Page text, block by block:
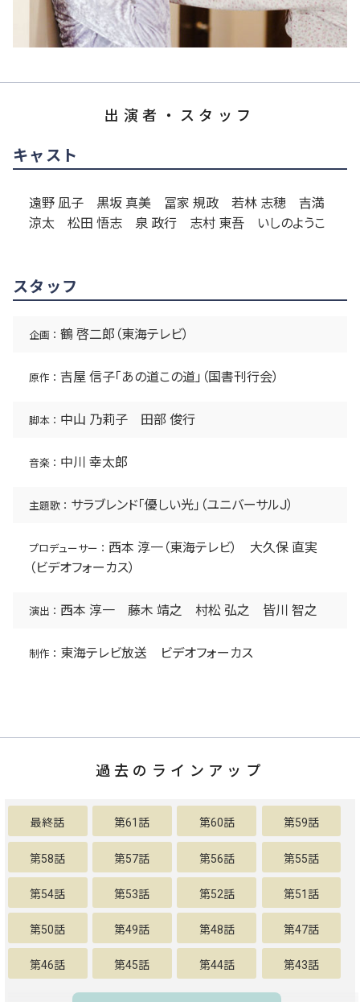
出演者・スタッフ
キャスト
遠野 凪子 黒坂 真美 冨家 規政 若林 志穂 吉満
涼太 松田 悟志 泉 政行 志村 東吾 いしのようこ
スタッフ
企画 ： 鶴 啓二郎（東海テレビ）
原作 ： 吉屋 信子「あの道この道」（国書刊行会）
脚本 ： 中山 乃莉子 田部 俊行
音楽 ： 中川 幸太郎
主題歌 ： サラブレンド「優しい光」（ユニバーサルJ）
プロデューサー ： 西本 淳一（東海テレビ） 大久保 直実
（ビデオフォーカス）
演出 ： 西本 淳一 藤木 靖之 村松 弘之 皆川 智之
制作 ： 東海テレビ放送 ビデオフォーカス
過去のラインアップ
最終話 第61話 第60話 第59話
第58話 第57話 第56話 第55話
第54話 第53話 第52話 第51話
第50話 第49話 第48話 第47話
第46話 第45話 第44話 第43話